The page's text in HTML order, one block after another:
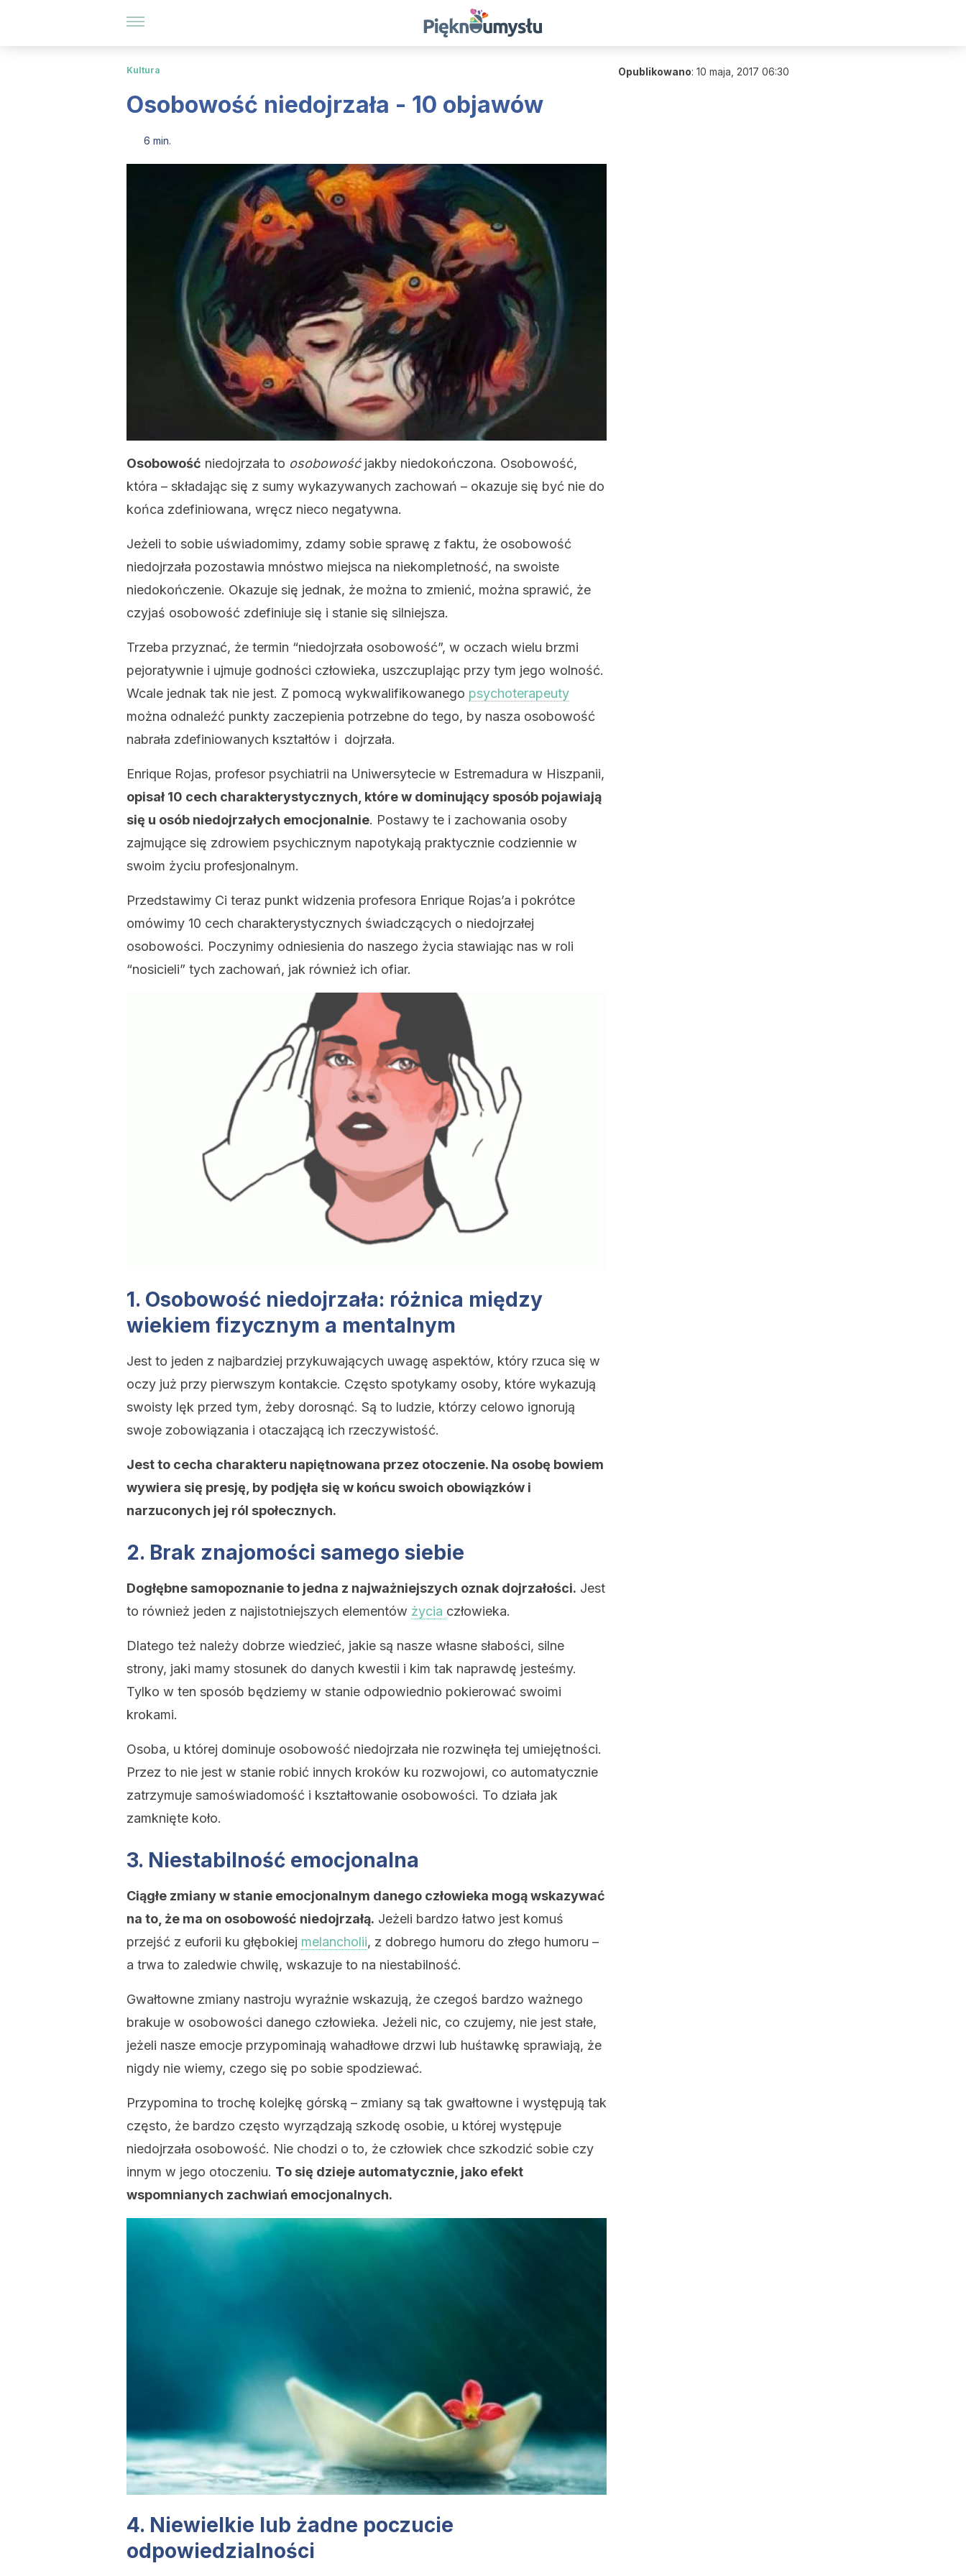
Kultura
Osobowość niedojrzała - 10 objawów
6 min.
Osobowość niedojrzała to osobowośćjakby niedokończona. Osobowość,
która – składając się z sumy wykazywanych zachowań – okazuje się być nie do
końca zdefiniowana, wręcz nieco negatywna.
Jeżeli to sobie uświadomimy, zdamy sobie sprawę z faktu, że osobowość
niedojrzała pozostawia mnóstwo miejsca na niekompletność, na swoiste
niedokończenie. Okazuje się jednak, że można to zmienić, można sprawić, że
czyjaś osobowość zdefiniuje się i stanie się silniejsza.
Trzeba przyznać, że termin “niedojrzała osobowość”, w oczach wielu brzmi
pejoratywnie i ujmuje godności człowieka, uszczuplając przy tym jego wolność.
Wcale jednak tak nie jest. Z pomocą wykwalifikowanego psychoterapeuty
można odnaleźć punkty zaczepienia potrzebne do tego, by nasza osobowość
nabrała zdefiniowanych kształtów i dojrzała.
Enrique Rojas, profesor psychiatrii na Uniwersytecie w Estremadura w Hiszpanii,
opisał 10 cech charakterystycznych, które w dominujący sposób pojawiają
się u osób niedojrzałych emocjonalnie. Postawy te i zachowania osoby
zajmujące się zdrowiem psychicznym napotykają praktycznie codziennie w
swoim życiu profesjonalnym.
Przedstawimy Ci teraz punkt widzenia profesora Enrique Rojas’a i pokrótce
omówimy 10 cech charakterystycznych świadczących o niedojrzałej
osobowości. Poczynimy odniesienia do naszego życia stawiając nas w roli
“nosicieli” tych zachowań, jak również ich ofiar.
1. Osobowość niedojrzała: różnica między
wiekiem fizycznym a mentalnym
Jest to jeden z najbardziej przykuwających uwagę aspektów, który rzuca się w
oczy już przy pierwszym kontakcie. Często spotykamy osoby, które wykazują
swoisty lęk przed tym, żeby dorosnąć. Są to ludzie, którzy celowo ignorują
swoje zobowiązania i otaczającą ich rzeczywistość.
Jest to cecha charakteru napiętnowana przez otoczenie. Na osobę bowiem
wywiera się presję, by podjęła się w końcu swoich obowiązków i
narzuconych jej ról społecznych.
2. Brak znajomości samego siebie
Dogłębne samopoznanie to jedna z najważniejszych oznak dojrzałości. Jest
to również jeden z najistotniejszych elementów życia człowieka.
Dlatego też należy dobrze wiedzieć, jakie są nasze własne słabości, silne
strony, jaki mamy stosunek do danych kwestii i kim tak naprawdę jesteśmy.
Tylko w ten sposób będziemy w stanie odpowiednio pokierować swoimi
krokami.
Osoba, u której dominuje osobowość niedojrzała nie rozwinęła tej umiejętności.
Przez to nie jest w stanie robić innych kroków ku rozwojowi, co automatycznie
zatrzymuje samoświadomość i kształtowanie osobowości. To działa jak
zamknięte koło.
3. Niestabilność emocjonalna
Ciągłe zmiany w stanie emocjonalnym danego człowieka mogą wskazywać
na to, że ma on osobowość niedojrzałą. Jeżeli bardzo łatwo jest komuś
przejść z euforii ku głębokiej melancholii, z dobrego humoru do złego humoru –
a trwa to zaledwie chwilę, wskazuje to na niestabilność.
Gwałtowne zmiany nastroju wyraźnie wskazują, że czegoś bardzo ważnego
brakuje w osobowości danego człowieka. Jeżeli nic, co czujemy, nie jest stałe,
jeżeli nasze emocje przypominają wahadłowe drzwi lub huśtawkę sprawiają, że
nigdy nie wiemy, czego się po sobie spodziewać.
Przypomina to trochę kolejkę górską – zmiany są tak gwałtowne i występują tak
często, że bardzo często wyrządzają szkodę osobie, u której występuje
niedojrzała osobowość. Nie chodzi o to, że człowiek chce szkodzić sobie czy
innym w jego otoczeniu. To się dzieje automatycznie, jako efekt
wspomnianych zachwiań emocjonalnych.
4. Niewielkie lub żadne poczucie
odpowiedzialności
Opublikowano: 10 maja, 2017 06:30